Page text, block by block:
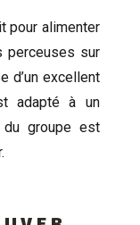
pour alimenter
perceuses sur
d’un excellent
adapté à un
du groupe est